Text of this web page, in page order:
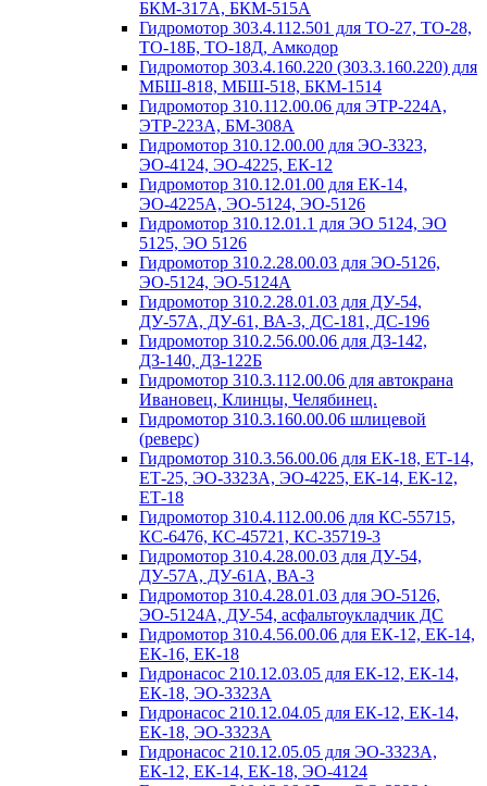
БКМ-317А, БКМ-515А
Гидромотор 303.4.112.501 для ТО-27, ТО-28,
ТО-18Б, ТО-18Д, Амкодор
Гидромотор 303.4.160.220 (303.3.160.220) для
МБШ-818, МБШ-518, БКМ-1514
Гидромотор 310.112.00.06 для ЭТР-224А,
ЭТР-223А, БМ-308А
Гидромотор 310.12.00.00 для ЭО-3323,
ЭО-4124, ЭО-4225, ЕК-12
Гидромотор 310.12.01.00 для ЕК-14,
ЭО-4225А, ЭО-5124, ЭО-5126
Гидромотор 310.12.01.1 для ЭО 5124, ЭО
5125, ЭО 5126
Гидромотор 310.2.28.00.03 для ЭО-5126,
ЭО-5124, ЭО-5124А
Гидромотор 310.2.28.01.03 для ДУ-54,
ДУ-57А, ДУ-61, ВА-3, ДС-181, ДС-196
Гидромотор 310.2.56.00.06 для ДЗ-142,
ДЗ-140, ДЗ-122Б
Гидромотор 310.3.112.00.06 для автокрана
Ивановец, Клинцы, Челябинец.
Гидромотор 310.3.160.00.06 шлицевой
(реверс)
Гидромотор 310.3.56.00.06 для ЕК-18, ЕТ-14,
ЕТ-25, ЭО-3323А, ЭО-4225, ЕК-14, ЕК-12,
ЕТ-18
Гидромотор 310.4.112.00.06 для КС-55715,
КС-6476, КС-45721, КС-35719-3
Гидромотор 310.4.28.00.03 для ДУ-54,
ДУ-57А, ДУ-61А, ВА-3
Гидромотор 310.4.28.01.03 для ЭО-5126,
ЭО-5124А, ДУ-54, асфальтоукладчик ДС
Гидромотор 310.4.56.00.06 для ЕК-12, ЕК-14,
ЕК-16, ЕК-18
Гидронасос 210.12.03.05 для ЕК-12, ЕК-14,
ЕК-18, ЭО-3323А
Гидронасос 210.12.04.05 для ЕК-12, ЕК-14,
ЕК-18, ЭО-3323А
Гидронасос 210.12.05.05 для ЭО-3323А,
ЕК-12, ЕК-14, ЕК-18, ЭО-4124